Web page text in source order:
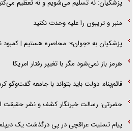
پزشکیان: نه تسلیم می‌شویم و نه تعظیم
منبر و تریبون را علیه وحدت نکنید
پزشکیان به «جوان»: محاصره هستیم | کمبود
هرمز باز نمی‌شود مگر با تغییر رفتار امریکا
قائم‌پناه: دولت باید بتواند با جامعه گفت‌و‌گو
حضرتی: رسالت خبرنگار کشف و نشر
پیام تسلیت عراقچی در پی درگذشت یک